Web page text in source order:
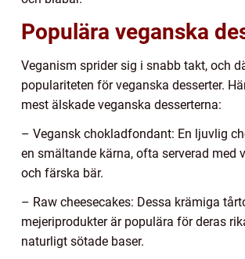
Populära veganska
Veganism sprider sig i snabb takt, och
populariteten för veganska desserter.
mest älskade veganska desserterna:
– Vegansk chokladfondant: En ljuvlig
en smältande kärna, ofta serverad med
och färska bär.
– Raw cheesecakes: Dessa krämiga
mejeriprodukter är populära för deras
naturligt sötade baser.